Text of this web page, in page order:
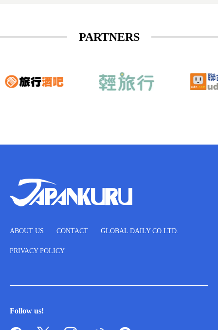
PARTNERS
ABOUT US CONTACT GLOBAL DAILY CO.LTD.
PRIVACY POLICY
Follow us!